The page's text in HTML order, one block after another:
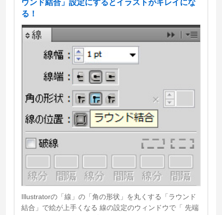
ウンド結合」設定にするとイラストがキレイにな
る！
Illustratorの「線」の「角の形状」を丸くする「ラウンド
結合」で絵が上手くなる 線の設定のウィンドウで「 先端